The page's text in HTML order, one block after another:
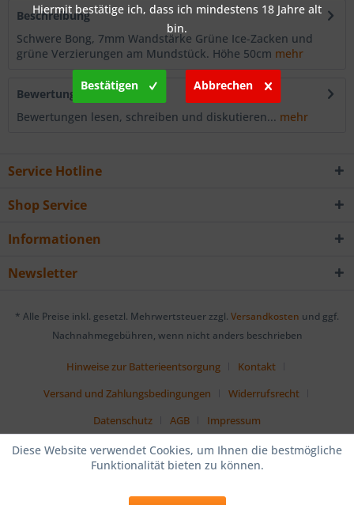
Beschreibung
Schwere Bong, 7mm Wandstärke Grüne Ice-Zacken und
grüne Verzierungen am Mundstück. Höhe 50cm mehr
Bewertungen
0
Bewertungen lesen, schreiben und diskutieren... mehr
Service Hotline
Shop Service
Informationen
Newsletter
* Alle Preise inkl. gesetzl. Mehrwertsteuer zzgl. Versandkosten und ggf.
Nachnahmegebühren, wenn nicht anders beschrieben
Hinweise zur Batterieentsorgung
Kontakt
Versand und Zahlungsbedingungen
Widerrufsrecht
Datenschutz
AGB Impressum
Diese Website verwendet Cookies, um Ihnen die bestmögliche
Funktionalität bieten zu können.
Hiermit bestätige ich, dass ich mindestens 18 Jahre alt
bin.
Bestätigen Abbrechen